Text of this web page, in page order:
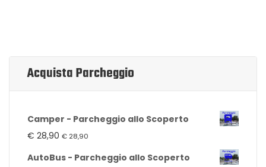
Acquista Parcheggio
Camper - Parcheggio allo Scoperto
€ 28,90 € 28,90
AutoBus - Parcheggio allo Scoperto